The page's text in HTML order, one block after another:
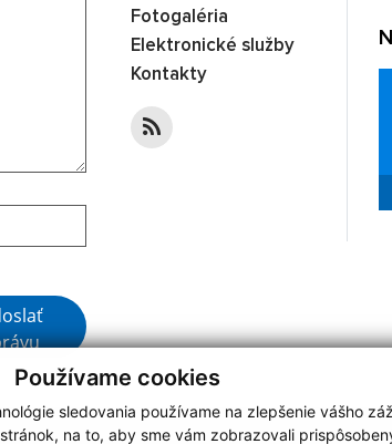
Používame cookies
sledovania používame na zlepšenie vášho
na to, aby sme vám zobrazovali
Response
Fotogaléria
Elektronické služby
Kontakty